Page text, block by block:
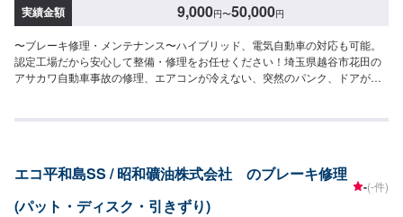
実績金額 9,000円〜50,000円
〜ブレーキ修理・メンテナンス〜ハイブリッド、電気自動車の対応も可能。
認定工場だから安心して整備・修理をお任せください！埼玉県越谷市花田の
アサカワ自動車事故の修理、エアコンが冷えない、突然のパンク、ドアが開
どんなことでもお気軽にご相談ください。【作業実績】トヨタノア14,850円
全と安心をお約束します。●ハイブリッド車・電気自動車の修理に対応アサカ
ワ自動車は、ハイブリット車・電気自動車の取扱工場です。（労働安全衛生
法第59条で規定の『低圧電気取扱特別教育実施工場』）●最新の設備と有資
エコ平和島SS / 昭和礦油株式会社 のブレーキ修理
(パット・ディスク・引きずり)
-(-件)